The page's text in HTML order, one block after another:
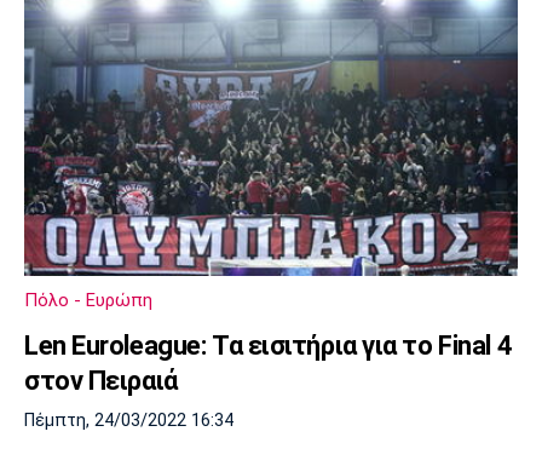
Πόλο - Ευρώπη
Len Euroleague: Τα εισιτήρια για το Final 4
στον Πειραιά
Πέμπτη, 24/03/2022 16:34